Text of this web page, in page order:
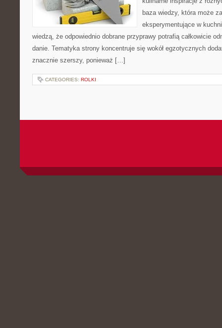
baza wiedzy, która może
eksperymentujące w
wiedzą, że odpowiednio dobrane przyprawy potrafią całkowicie
danie. Tematyka strony koncentruje się wokół egzotycznych
znacznie szerszy, ponieważ […]
CATEGORIES: ROLKI